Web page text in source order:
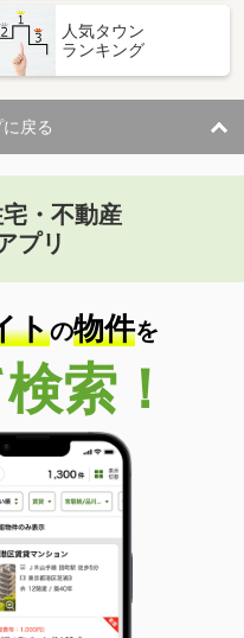
人気タウン
ランキング
戻る
・不動産
プリ
トの物件を
索！